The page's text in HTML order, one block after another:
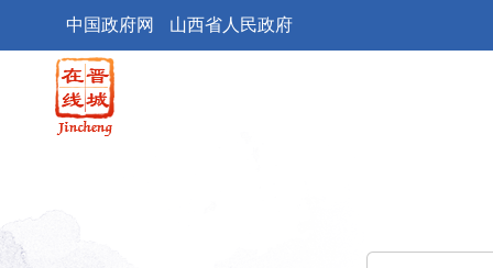
中国政府网 山西省人民政府